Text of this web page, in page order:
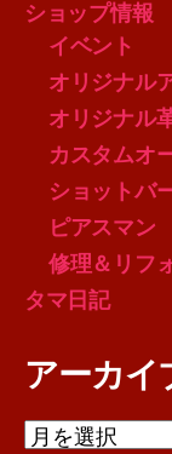
ショップ情報
イベント
オリジナル
オリジナル
カスタムオ
ショットバ
ピアスマン
修理＆リフ
タマ日記
アーカイ
ア